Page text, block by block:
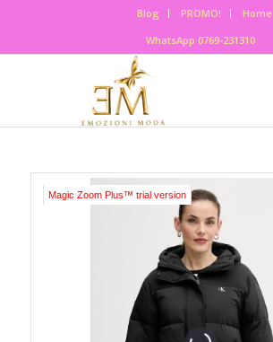
Blog PROMO!
Home
WhatsApp 0769-231310
Magic Zoom Plus™ trial version